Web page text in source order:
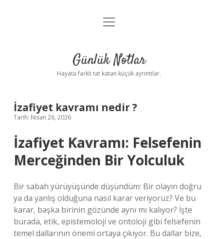
Anasayfa
Yasal Uyarı
menüyü
Günlük Notlar
Hayata farklı tat katan küçük ayrıntılar.
İzafiyet kavramı nedir ?
Tarih: Nisan 26, 2026
İzafiyet Kavramı: Felsefenin
Merceğinden Bir Yolculuk
Bir sabah yürüyüşünde düşündüm: Bir olayın doğru
ya da yanlış olduğuna nasıl karar veriyoruz? Ve bu
karar, başka birinin gözünde aynı mı kalıyor? İşte
burada, etik, epistemoloji ve ontoloji gibi felsefenin
temel dallarının önemi ortaya çıkıyor. Bu dallar bize,